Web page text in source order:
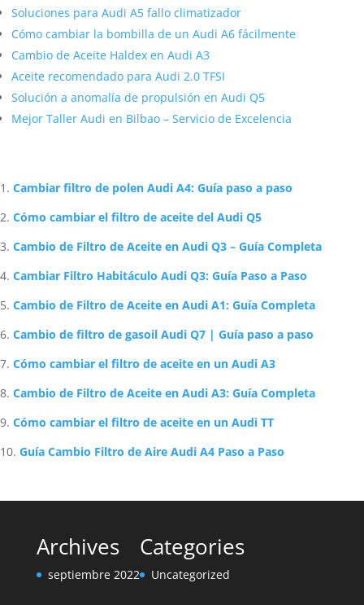
Soluciones para Audi A5 fallo climatizador
Cómo cambiar la bombilla de un Audi A6 fácilmente
Cambio de Aceite Haldex en Audi A3
Aceite recomendado para Audi 2.0 TFSI
Solución a anomalía de propulsión en Audi Q5
Mejor Taller Audi en Bilbao – Servicio de Excelencia
Cambiar filtro de polen Audi A4: Guía paso a paso
Cómo cambiar el filtro de aceite del Audi Q5
Cambio de Filtro de Aceite en Audi Q3 – Guía Completa
Cambiar Filtro Habitáculo Audi Q3: Guía Paso a Paso
Cambio de Filtro de Aceite en Audi A1: Guía Completa
Cambio de filtro de gasoil Audi Q7 | Guía paso a paso
Cómo cambiar el filtro de aceite en un Audi A3
Cambio de Filtro de Aceite en Audi A3: Guía Completa
Cómo cambiar el filtro de aceite en un Audi TT
Guía Cambio Filtro de Aire Audi A4 Paso a Paso
Archives
septiembre 2022
Categories
Uncategorized